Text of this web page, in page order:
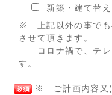
新築・建て替え
※ 上記以外の事でも
させて頂きます。
コロナ禍で、テレ
す。
※ ご計画内容又